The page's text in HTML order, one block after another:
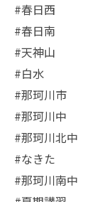
#春日西
#春日南
#天神山
#白水
#那珂川市
#那珂川中
#那珂川北中
#なきた
#那珂川南中